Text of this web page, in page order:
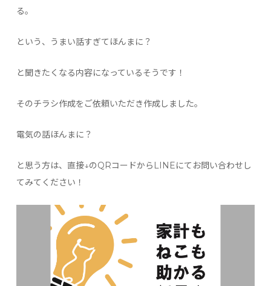
る。
という、うまい話すぎてほんまに？
と聞きたくなる内容になっているそうです！
そのチラシ作成をご依頼いただき作成しました。
電気の話ほんまに？
と思う方は、直接↓のQRコードからLINEにてお問い合わせし
てみてください！